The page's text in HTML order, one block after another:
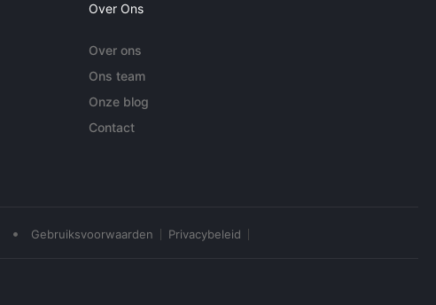
Over Ons
Over ons
Ons team
Onze blog
Contact
• Gebruiksvoorwaarden Privacybeleid